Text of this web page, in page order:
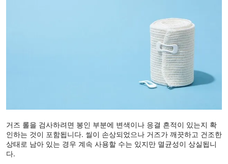
거즈 롤을 검사하려면 봉인 부분에 변색이나 응결 흔적이 있는지 확
인하는 것이 포함됩니다. 씰이 손상되었으나 거즈가 깨끗하고 건조한
상태로 남아 있는 경우 계속 사용할 수는 있지만 멸균성이 상실됩니
다.